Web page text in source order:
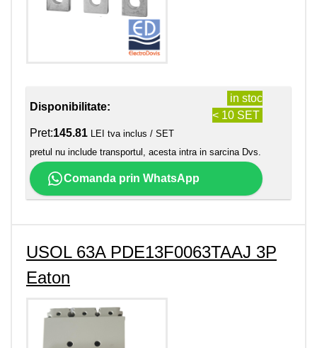
Disponibilitate:
in stoc
< 10 SET
Pret:145.81 LEI tva inclus / SET
pretul nu include transportul, acesta intra in sarcina Dvs.
Comanda prin WhatsApp
USOL 63A PDE13F0063TAAJ 3P
Eaton